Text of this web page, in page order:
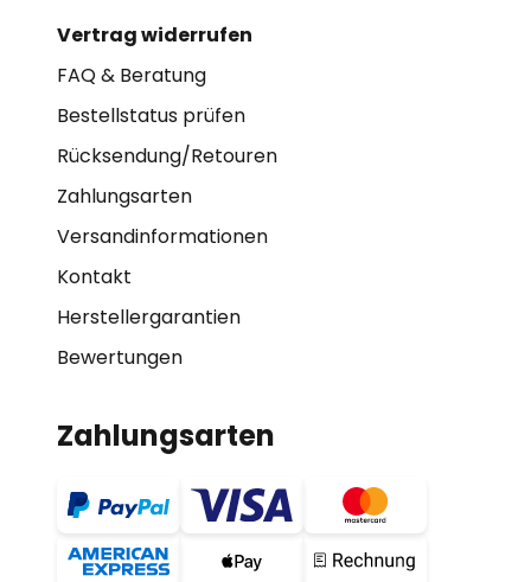
Vertrag widerrufen
FAQ & Beratung
Bestellstatus prüfen
Rücksendung/Retouren
Zahlungsarten
Versandinformationen
Kontakt
Herstellergarantien
Bewertungen
Zahlungsarten